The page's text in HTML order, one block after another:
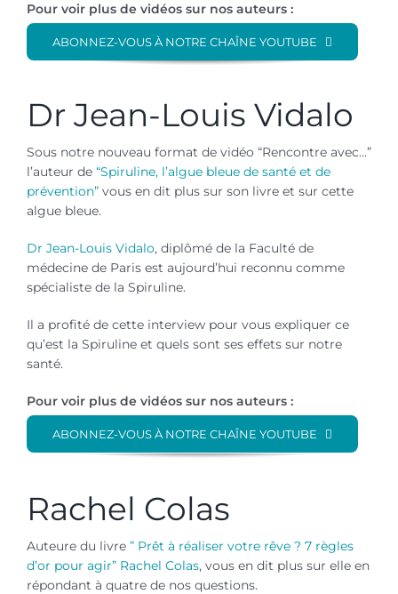
Pour voir plus de vidéos sur nos auteurs :
ABONNEZ-VOUS À NOTRE CHAÎNE YOUTUBE
Dr Jean-Louis Vidalo
Sous notre nouveau format de vidéo “Rencontre avec…”
l’auteur de “Spiruline, l’algue bleue de santé et de
prévention”vous en dit plus sur son livre et sur cette
algue bleue.
Dr Jean-Louis Vidalo, diplômé de la Faculté de
médecine de Paris est aujourd’hui reconnu comme
spécialiste de la Spiruline.
Il a profité de cette interview pour vous expliquer ce
qu’est la Spiruline et quels sont ses effets sur notre
santé.
Pour voir plus de vidéos sur nos auteurs :
ABONNEZ-VOUS À NOTRE CHAÎNE YOUTUBE
Rachel Colas
Auteure du livre” Prêt à réaliser votre rêve ? 7 règles
d’or pour agir” Rachel Colas, vous en dit plus sur elle en
répondant à quatre de nos questions.